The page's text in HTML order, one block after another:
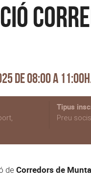
de 08:00 a
Tipus
Preu
de Corredors de